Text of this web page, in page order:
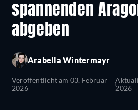
spannenden
abgeben
Arabella Wintermayr
Veröffentlicht am 03. Februar
2026
2026